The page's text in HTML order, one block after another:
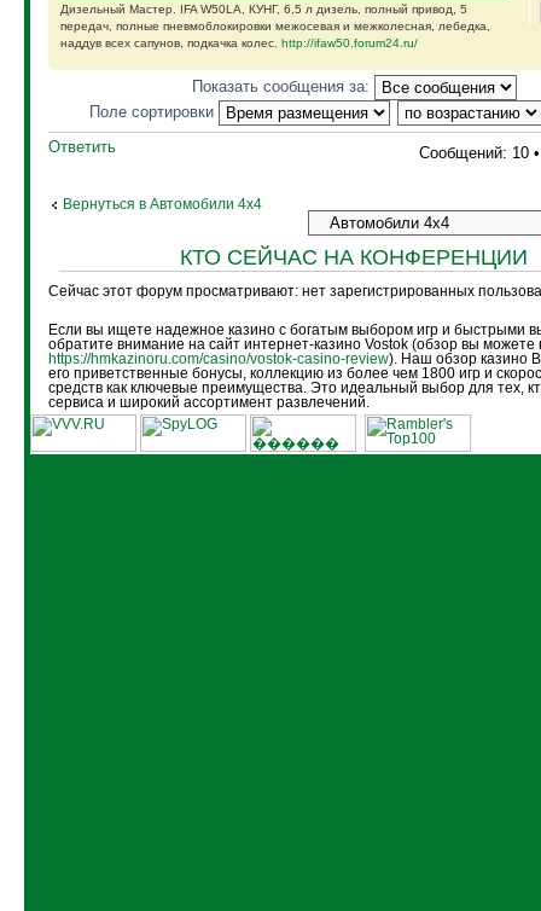
Дизельный Мастер. IFA W50LA, КУНГ, 6,5 л дизель, полный привод, 5
передач, полные пневмоблокировки межосевая и межколесная, лебедка,
наддув всех сапунов, подкачка колес. http://ifaw50.forum24.ru/
Показать сообщения за:
Поле сортировки
Ответить
Сообщений: 10
Вернуться в Автомобили 4х4
КТО СЕЙЧАС НА КОНФЕРЕНЦИИ
Сейчас этот форум просматривают: нет зарегистрированных
Если вы ищете надежное казино с богатым выбором игр и быстрыми
обратите внимание на сайт интернет-казино Vostok (обзор вы можете
https://hmkazinoru.com/casino/vostok-casino-review). Наш обзор казино
его приветственные бонусы, коллекцию из более чем 1800 игр и
средств как ключевые преимущества. Это идеальный выбор для тех,
сервиса и широкий ассортимент развлечений.